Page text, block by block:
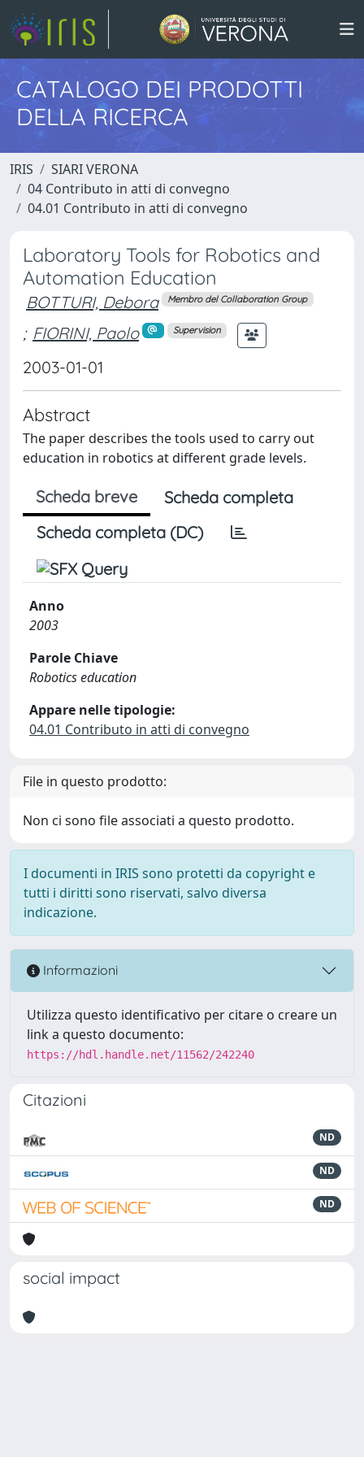
CATALOGO DEI PRODOTTI
DELLA RICERCA
IRIS
SIARI VERONA
04 Contributo in atti di convegno
04.01 Contributo in atti di convegno
Laboratory Tools for Robotics and
Automation Education
BOTTURI, Debora Membro del Collaboration Group
; FIORINI, Paolo Supervision
2003-01-01
Abstract
The paper describes the tools used to carry out
education in robotics at different grade levels.
Scheda breve
Scheda completa
Scheda completa (DC)
Anno
2003
Parole Chiave
Robotics education
Appare nelle tipologie:
04.01 Contributo in atti di convegno
File in questo prodotto:
Non ci sono file associati a questo prodotto.
I documenti in IRIS sono protetti da copyright e
tutti i diritti sono riservati, salvo diversa
indicazione.
Informazioni
Utilizza questo identificativo per citare o creare un
link a questo documento:
https://hdl.handle.net/11562/242240
Citazioni
ND
ND
ND
social impact